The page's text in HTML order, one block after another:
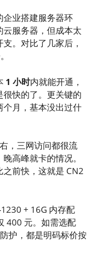
企业搭建服务器环
服务器，但成本太
。对比了几家后，
1 小时内就能开通，
快的了。更关键的
月，基本没出过什
，三网访问都很流
高峰就卡的情况。
前快，这就是 CN2
+ 16G 内存配
400 元。如需选配
护，都是明码标价按